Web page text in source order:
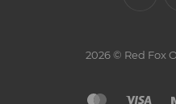
2026 © Red Fox